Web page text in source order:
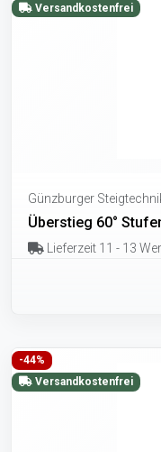
Versandkostenfrei
Günzburger
Überstieg 60°
Lieferzeit 11 - 13
-44%
Versandkostenfrei